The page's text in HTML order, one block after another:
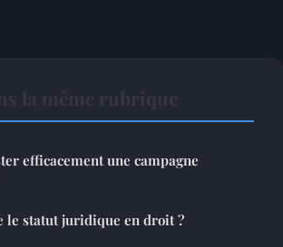
efficacement une campagne
le statut juridique en droit ?